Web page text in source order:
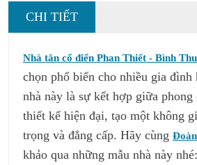
CHI TIẾT
Nhà tân cổ điển Phan Thiết - Bình
chọn phổ biến cho nhiều gia đình
nhà này là sự kết hợp giữa
thiết kế hiện đại, tạo một không
trọng và đẳng cấp. Hãy cùng
khảo qua những mẫu nhà này nhé: